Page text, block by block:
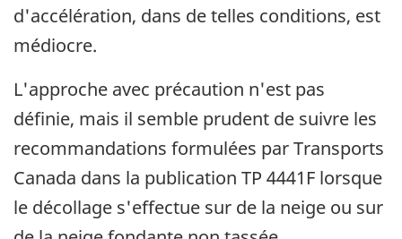
d'accélération, dans de telles conditions, est
médiocre.
L'approche avec précaution n'est pas
définie, mais il semble prudent de suivre les
recommandations formulées par Transports
Canada dans la publication TP 4441F lorsque
le décollage s'effectue sur de la neige ou sur